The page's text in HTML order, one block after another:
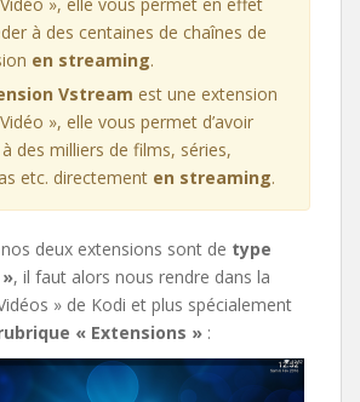
à des centaines de chaînes de
en streaming.
Vstream est une extension
», elle vous permet d’avoir
des milliers de films, séries,
etc. directement en streaming.
deux extensions sont de type
, il faut alors nous rendre dans la
» de Kodi et plus spécialement
« Extensions » :